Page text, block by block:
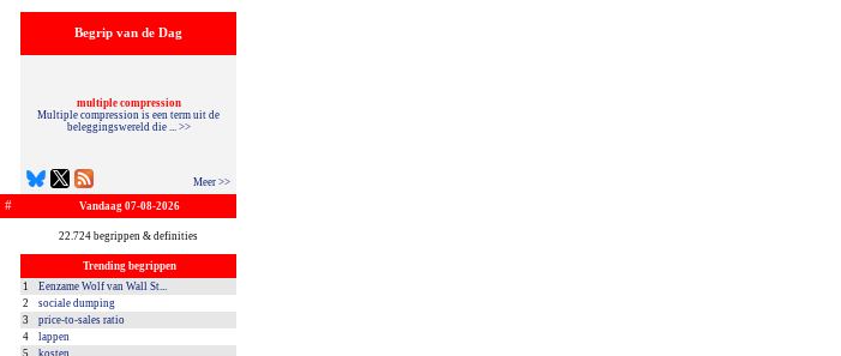
#
Begrip van de Dag
Meer >>
multiple compression
Multiple compression is een term uit de
beleggingswereld die ... >>
Vandaag 07-08-2026
22.724 begrippen & definities
Trending begrippen
1
Eenzame Wolf van Wall St...
2
sociale dumping
3
price-to-sales ratio
4
lappen
5
kosten